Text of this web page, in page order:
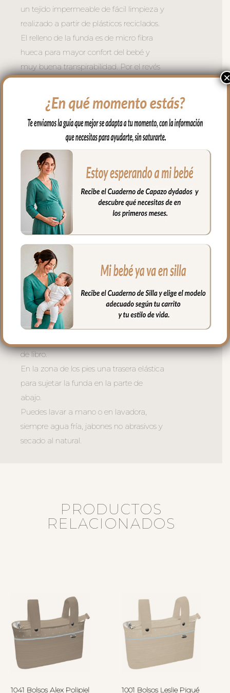
un tejido impermeable de fácil limpieza y
realizado a partir de plásticos reciclados.
El relleno de la funda es de micro fibra
hueca para mayor confort del bebé y
muy buena transpirabilidad. Por el revés
un tejido rejilla 3D para una mejor
ventilación.
Para sujetar la funda en la silla cuenta
con una trasera muy ancha y regulable
con goma. También lleva las cintas y las
gomitas por si la capota va unida al
respaldo y no puedes usar la trasera.
Cuenta con un sistema de sujeción
adicional el S_PLUS para conseguir que
a la funda quede mejor sujeta al
respaldo. Son unas cintas que pasas por
hasta pasar a la parte posterior y se
abrochan entre ellas.
Las aberturas verticales en el respaldo y
ojales en el culete son aptas para la salida
de arenes de todo tipo de sillas.
Abertura en el centro de la funda para
de libro.
En la zona de los pies una trasera elástica
para sujetar la funda en la parte de
abajo.
Puedes lavar a mano o en lavadora,
siempre agua fría, jabones no abrasivos y
secado al natural.
PRODUCTOS
RELACIONADOS
1041 Bolsos Alex Polipiel
1001 Bolsos Leslie Piqué
×